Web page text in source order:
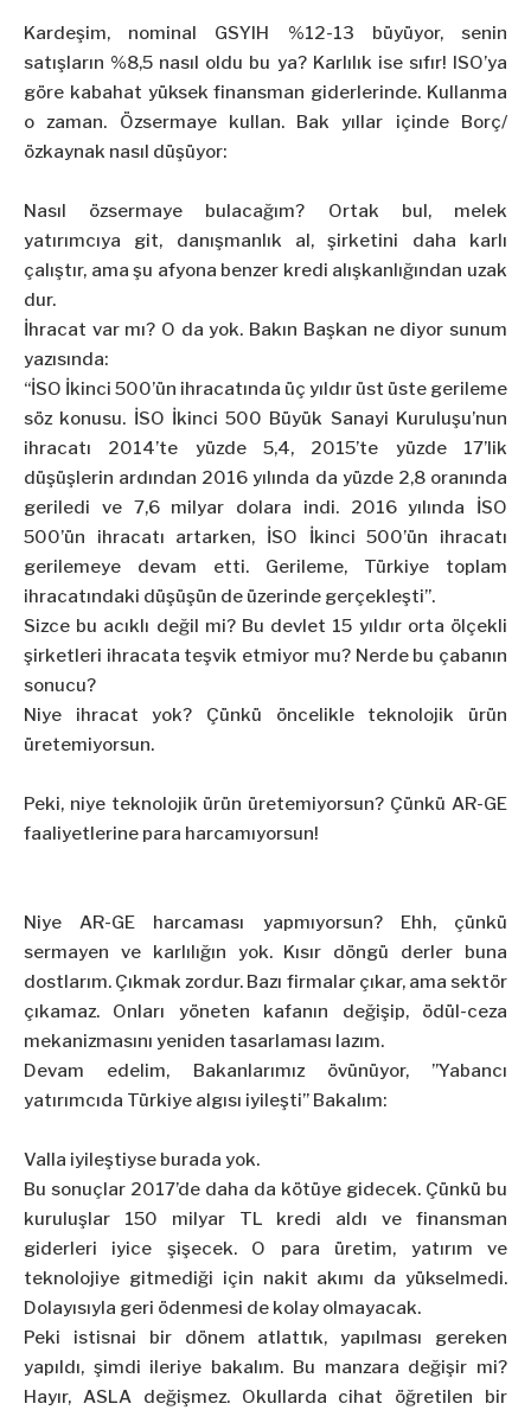
Kardeşim, nominal GSYIH %12-13 büyüyor, senin
satışların %8,5 nasıl oldu bu ya? Karlılık ise sıfır! ISO’ya
göre kabahat yüksek finansman giderlerinde. Kullanma
o zaman. Özsermaye kullan. Bak yıllar içinde Borç/
özkaynak nasıl düşüyor:
Nasıl özsermaye bulacağım? Ortak bul, melek
yatırımcıya git, danışmanlık al, şirketini daha karlı
çalıştır, ama şu afyona benzer kredi alışkanlığından uzak
dur.
İhracat var mı? O da yok. Bakın Başkan ne diyor sunum
yazısında:
“İSO İkinci 500’ün ihracatında üç yıldır üst üste gerileme
söz konusu. İSO İkinci 500 Büyük Sanayi Kuruluşu’nun
ihracatı 2014’te yüzde 5,4, 2015’te yüzde 17’lik
düşüşlerin ardından 2016 yılında da yüzde 2,8 oranında
geriledi ve 7,6 milyar dolara indi. 2016 yılında İSO
500’ün ihracatı artarken, İSO İkinci 500’ün ihracatı
gerilemeye devam etti. Gerileme, Türkiye toplam
ihracatındaki düşüşün de üzerinde gerçekleşti”.
Sizce bu acıklı değil mi? Bu devlet 15 yıldır orta ölçekli
şirketleri ihracata teşvik etmiyor mu? Nerde bu çabanın
sonucu?
Niye ihracat yok? Çünkü öncelikle teknolojik ürün
üretemiyorsun.
Peki, niye teknolojik ürün üretemiyorsun? Çünkü AR-GE
faaliyetlerine para harcamıyorsun!
Niye AR-GE harcaması yapmıyorsun? Ehh, çünkü
sermayen ve karlılığın yok. Kısır döngü derler buna
dostlarım. Çıkmak zordur. Bazı firmalar çıkar, ama sektör
çıkamaz. Onları yöneten kafanın değişip, ödül-ceza
mekanizmasını yeniden tasarlaması lazım.
Devam edelim, Bakanlarımız övünüyor, ”Yabancı
yatırımcıda Türkiye algısı iyileşti” Bakalım:
Valla iyileştiyse burada yok.
Bu sonuçlar 2017’de daha da kötüye gidecek. Çünkü bu
kuruluşlar 150 milyar TL kredi aldı ve finansman
giderleri iyice şişecek. O para üretim, yatırım ve
teknolojiye gitmediği için nakit akımı da yükselmedi.
Dolayısıyla geri ödenmesi de kolay olmayacak.
Peki istisnai bir dönem atlattık, yapılması gereken
yapıldı, şimdi ileriye bakalım. Bu manzara değişir mi?
Hayır, ASLA değişmez. Okullarda cihat öğretilen bir